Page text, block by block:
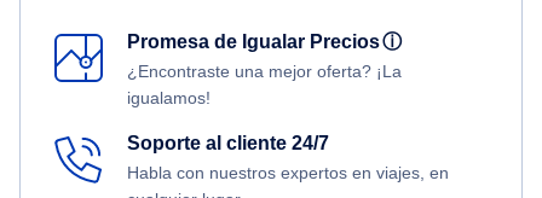
Promesa de Igualar Preciosⓘ
¿Encontraste una mejor oferta? ¡La
igualamos!
Soporte al cliente 24/7
Habla con nuestros expertos en viajes, en